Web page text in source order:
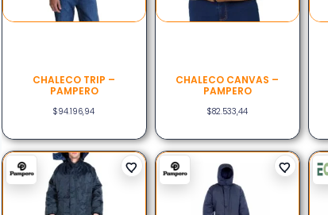
CHALECO TRIP –
PAMPERO
$94.196,94
CHALECO CANVAS –
PAMPERO
$82.533,44